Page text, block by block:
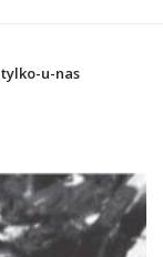
tylko-u-nas